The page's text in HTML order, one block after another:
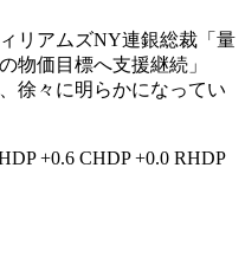
ィリアムズNY連銀総裁「量
物価目標へ支援継続」
徐々に明らかになってい
+0.6 CHDP +0.0 RHDP